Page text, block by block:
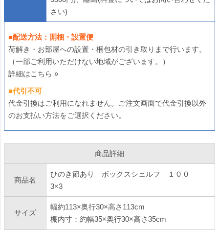
さい)
■配送方法：開梱・設置便
荷解き・お部屋への設置・梱包材の引き取りまで行います。
（一部ご利用いただけない地域がございます。）
詳細はこちら »
■代引不可
代金引換はご利用になれません。ご注文画面で代金引換以外
のお支払い方法をご選択ください。
商品詳細
商品名
ひのき節あり ボックスシェルフ １００
3×3
サイズ
幅約113×奥行30×高さ113cm
棚内寸：約幅35×奥行30×高さ35cm